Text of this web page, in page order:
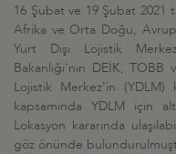
16 Şubat ve 19 Şubat
Afrika ve Orta Doğu,
Yurt Dışı Lojistik
Bakanlığı'nın DEİK,
Lojistik Merkez'in
kapsamında YDLM için
Lokasyon kararında
göz önünde